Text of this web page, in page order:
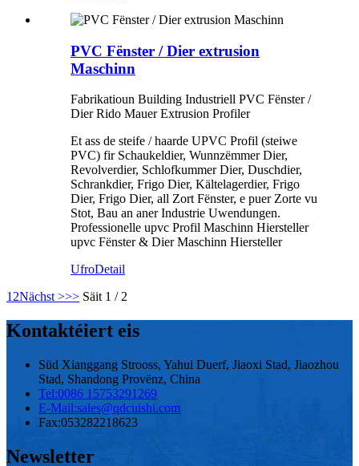
PVC Fënster / Dier extrusion
Maschinn
Fabrikatioun Building Industriell PVC Fënster /
Dier Rido Mauer Extrusion Profiler
Et ass de steife / haarde UPVC Profil (steiwe
PVC) fir Schaukeldier, Wunnzëmmer Dier,
Revolverdier, Schlofkummer Dier, Duschdier,
Schrankdier, Frigo Dier, Kältelagerdier, Frigo
Dier, Frigo Dier, all Zort Fënster, e puer Zorte vu
Stot, Bau an aner Industrie Uwendungen.
Professionelle upvc Profil Maschinn Hiersteller
upvc Fënster & Dier Maschinn Hiersteller
UfroDetail
1 2Nächst >>> Säit 1 / 2
Kontaktéiert eis
Süd Xianggang Strooss, Yahui Duerf, Jiaoxi Stad, Jiaozhou
Stad, Shandong Provënz, China
Tel:0086 15753291269
E-Mail:sales@qdcuishi.com
Fax:053282218623
Newsletter